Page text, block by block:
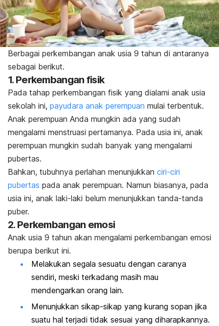
Berbagai perkembangan anak usia 9 tahun di antaranya
sebagai berikut.
1. Perkembangan fisik
Pada tahap perkembangan fisik yang dialami anak usia
sekolah ini, payudara anak perempuan mulai terbentuk.
Anak perempuan Anda mungkin ada yang sudah
mengalami menstruasi pertamanya. Pada usia ini, anak
perempuan mungkin sudah banyak yang mengalami
pubertas.
Bahkan, tubuhnya perlahan menunjukkan ciri-ciri
pubertas pada anak perempuan. Namun biasanya, pada
usia ini, anak laki-laki belum menunjukkan tanda-tanda
puber.
2. Perkembangan emosi
Anak usia 9 tahun akan mengalami perkembangan emosi
berupa berikut ini.
Melakukan segala sesuatu dengan caranya
sendiri, meski terkadang masih mau
mendengarkan orang lain.
Menunjukkan sikap-sikap yang kurang sopan jika
suatu hal terjadi tidak sesuai yang diharapkannya.